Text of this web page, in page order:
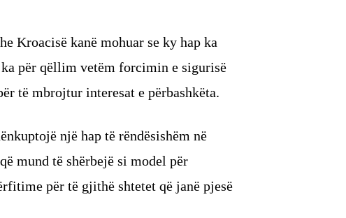
Kroacisë kanë mohuar se ky hap ka
për qëllim vetëm forcimin e sigurisë
të mbrojtur interesat e përbashkëta.
një hap të rëndësishëm në
mund të shërbejë si model për
për të gjithë shtetet që janë pjesë